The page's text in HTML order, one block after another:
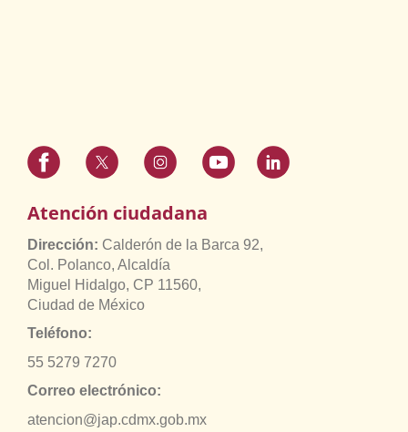
Atención ciudadana
Dirección: Calderón de la Barca 92,
Col. Polanco, Alcaldía
Miguel Hidalgo, CP 11560,
Ciudad de México
Teléfono:
55 5279 7270
Correo electrónico:
atencion@jap.cdmx.gob.mx